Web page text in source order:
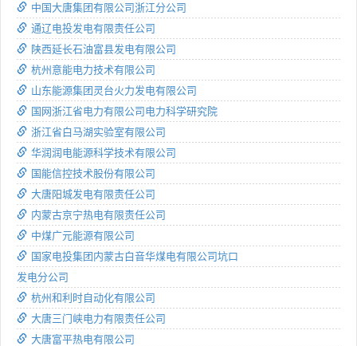
中国大唐集团有限公司浙江分公司
通辽电投发电有限责任公司
陕西延长石油富县发电有限公司
杭州意能电力技术有限公司
山东能源集团灵台火力发电有限公司
国网浙江省电力有限公司电力科学研究院
浙江省白马湖实验室有限公司
华润润电能源科学技术有限公司
国能信控技术股份有限公司
大唐阳城发电有限责任公司
内蒙古京宁热电有限责任公司
中煤广元能源有限公司
国家电投集团内蒙古白音华煤电有限公司坑口
发电分公司
杭州和利时自动化有限公司
大唐三门峡电力有限责任公司
大唐富平热电有限公司